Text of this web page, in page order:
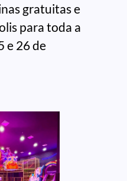
gratuitas e
para toda a
e 26 de